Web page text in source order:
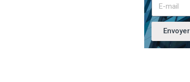
Envoyer